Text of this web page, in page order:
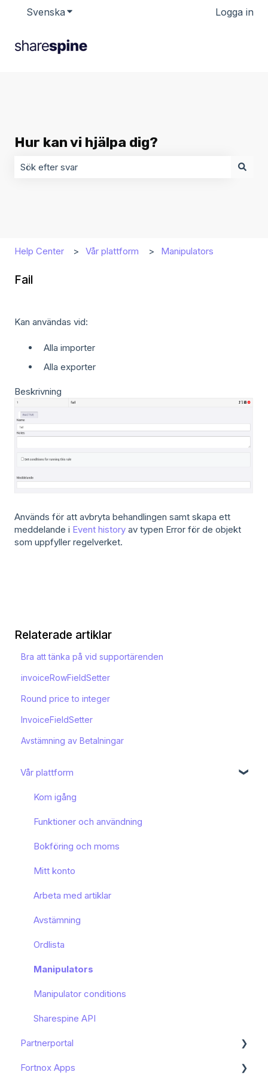
Svenska Visa undermenyer för översättningarLogga in
Hur kan vi hjälpa dig?
Help Center Vår plattform Manipulators
Fail
Kan användas vid:
Alla importer
Alla exporter
Beskrivning
Används för att avbryta behandlingen samt skapa ett
meddelande i Event history av typen Error för de objekt
som uppfyller regelverket.
Relaterade artiklar
Bra att tänka på vid supportärenden
invoiceRowFieldSetter
Round price to integer
InvoiceFieldSetter
Avstämning av Betalningar
Vår plattform
Kom igång
Funktioner och användning
Bokföring och moms
Mitt konto
Arbeta med artiklar
Avstämning
Ordlista
Manipulators
Manipulator conditions
Sharespine API
Partnerportal
Dashboard
Fortnox Apps